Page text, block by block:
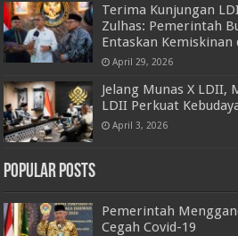
Terima Kunjungan
Zulhas: Pemerintah
Entaskan Kemiskinan
April 29, 2026
Jelang Munas X
LDII Perkuat
April 3, 2026
Popular Posts
Pemerintah
Cegah Covid-19